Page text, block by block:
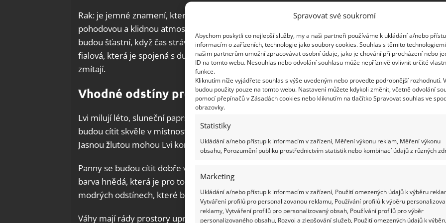
Spravovat své soukromí
Abychom poskytli co nejlepší služby, my a naši partneři používáme k ukládání a/nebo
informacím o zařízeních, technologie jako soubory cookies. Souhlas s těmito
našim partnerům umožní zpracovávat osobní údaje, jako je chování při procházení nebo
ID na tomto webu. Nesouhlas nebo odvolání souhlasu může nepříznivě ovlivnit určité
funkce.
Kliknutím níže vyjádřete souhlas s výše uvedeným nebo proveďte podrobnější rozhodnutí.
budou použity pouze na tomto webu. Nastavení můžete kdykoli změnit, včetně odvolání
pomocí přepínačů v Zásadách cookies nebo kliknutím na tlačítko Spravovat souhlas ve
obrazovky.
Statistiky
Ukládání a/nebo přístup k informacím v zařízení, Měření výkonu reklam, Měření výkonu
obsahu, Porozumění publiku prostřednictvím statistik nebo kombinací údajů z různých
Marketing
Ukládání a/nebo přístup k informacím v zařízení, Použití omezených údajů k výběru
Vytváření profilů pro personalizovanou reklamu, Používání profilů k výběru
reklamy, Vytváření profilů pro personalizovaný obsah, Používání profilů pro výběr
personalizovaného obsahu, Rozvoj a zlepšování služeb, Použití omezených údajů k
Rak: je jemné znamení, kterému perfektně sednou pastelové tóny. Ty dotvoří
pohodovou a klidnou atmosféru v interiéru, kterou Raci přímo milují. Především pak
budou šťastní, když čas stráví se svou rodinou. Také se k Rakům hodí barva světle
fialová, která je spojená s duchovním životem a emocemi, které tak často těmito lidmi
zmítají.
Vhodné odstíny pro Lvy, Panny a Váhy
Lvi milují léto, sluneční paprsky a celkově jsou velmi energické osobnosti. Proto se
budou cítit skvěle v místnostech se žlutými odstíny. Vybírat by měli spíš teplejší odstíny.
Jasnou žlutou mohou Lvi kombinovat i s tmavě fialovou barvou.
Panny se budou cítit dobře v interiérech se zemitými odstíny. Perfektní bude tedy
barva hnědá, která je pro tohle znamení velice uklidňující. Volit mohou i tapety v
modrých odstínech, které budou přímo odrážet praktičnost a pečlivost Pannen.
Váhy mají rády prostory upravené a promyšlené. Líbit se jim bude v místnostech barva